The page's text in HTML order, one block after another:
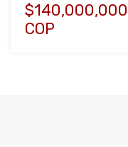
$140,000,000
COP